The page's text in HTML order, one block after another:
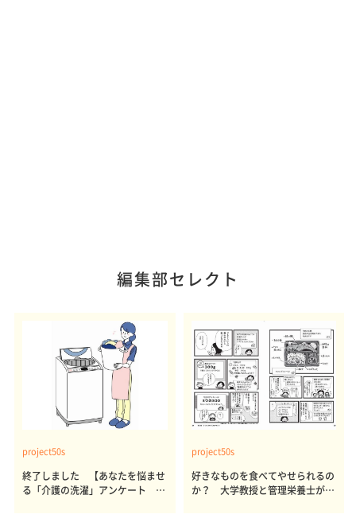
編集部セレクト
project50s
終了しました 【あなたを悩ませ
る「介護の洗濯」アンケート 体
project50s
好きなものを食べてやせられるの
か？ 大学教授と管理栄養士が出